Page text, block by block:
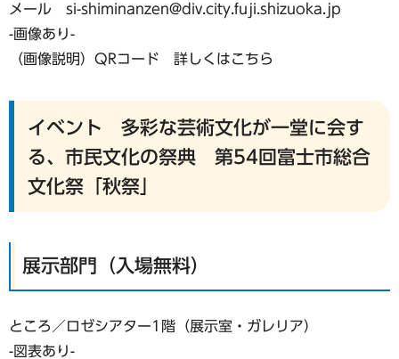
メール si-shiminanzen@div.city.fuji.shizuoka.jp
-画像あり-
（画像説明）QRコード 詳しくはこちら
イベント 多彩な芸術文化が一堂に会す
る、市民文化の祭典 第54回富士市総合
文化祭「秋祭」
展示部門（入場無料）
ところ／ロゼシアター1階（展示室・ガレリア）
-図表あり-